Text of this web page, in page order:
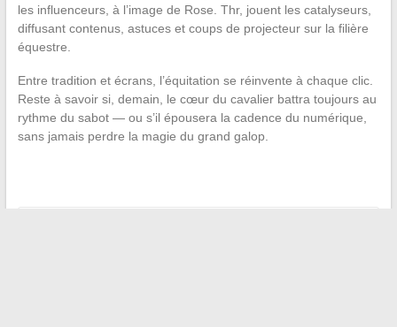
les influenceurs, à l’image de Rose. Thr, jouent les catalyseurs,
diffusant contenus, astuces et coups de projecteur sur la filière
équestre.
Entre tradition et écrans, l’équitation se réinvente à chaque clic.
Reste à savoir si, demain, le cœur du cavalier battra toujours au
rythme du sabot — ou s’il épousera la cadence du numérique,
sans jamais perdre la magie du grand galop.